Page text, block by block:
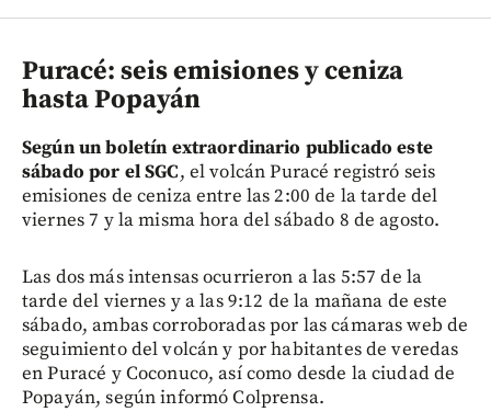
Puracé: seis emisiones y ceniza
hasta Popayán
Según un boletín extraordinario publicado este
sábado por el SGC, el volcán Puracé registró seis
emisiones de ceniza entre las 2:00 de la tarde del
viernes 7 y la misma hora del sábado 8 de agosto.
Las dos más intensas ocurrieron a las 5:57 de la
tarde del viernes y a las 9:12 de la mañana de este
sábado, ambas corroboradas por las cámaras web de
seguimiento del volcán y por habitantes de veredas
en Puracé y Coconuco, así como desde la ciudad de
Popayán, según informó Colprensa.